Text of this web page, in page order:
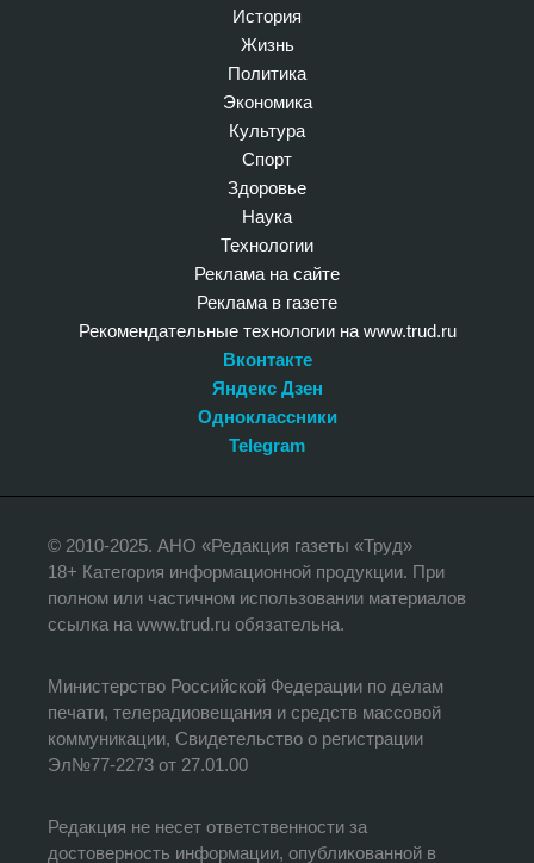
История
Жизнь
Политика
Экономика
Культура
Спорт
Здоровье
Наука
Технологии
Реклама на сайте
Реклама в газете
Рекомендательные технологии на www.trud.ru
Вконтакте
Яндекс Дзен
Одноклассники
Telegram
© 2010-2025. АНО «Редакция газеты «Труд»
18+ Категория информационной продукции. При
полном или частичном использовании материалов
ссылка на www.trud.ru обязательна.
Министерство Российской Федерации по делам
печати, телерадиовещания и средств массовой
коммуникации, Свидетельство о регистрации
Эл№77-2273 от 27.01.00
Редакция не несет ответственности за
достоверность информации, опубликованной в